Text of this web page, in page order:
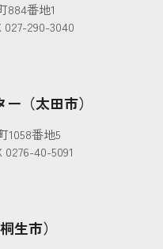
884番地1
290-3040
（太田市）
1058番地5
40-5091
生市）